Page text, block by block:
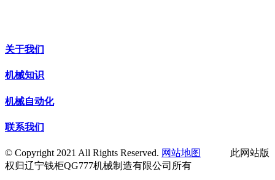
关于我们
机械知识
机械自动化
联系我们
© Copyright 2021 All Rights Reserved. 网站地图
此网站版
权归辽宁钱柜QG777机械制造有限公司所有